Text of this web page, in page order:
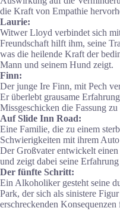
die Kraft von Empathie
Laurie:
Witwer Lloyd verbindet sich
Freundschaft hilft ihm, seine
was die heilende Kraft der
Mann und seinem Hund zeigt.
Finn:
Der junge Ire Finn, mit Pech
Er überlebt grausame
Missgeschicken die Fassung zu
Auf Slide Inn Road:
Eine Familie, die zu einem
Schwierigkeiten mit ihrem
Der Großvater entwickelt
und zeigt dabei seine
Der fünfte Schritt:
Ein Alkoholiker gesteht seine
Park, der sich als sinistere
erschreckenden